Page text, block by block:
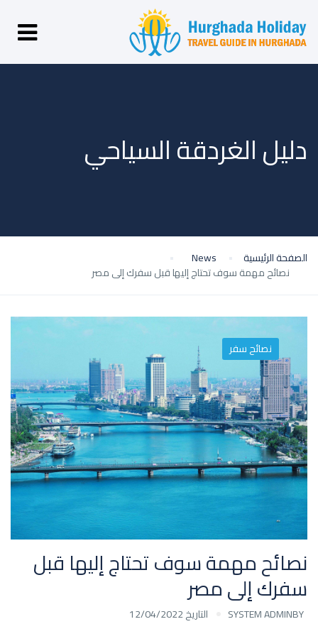
دليل الغردقة السياحي
الصفحة الرئيسية
News
نصائح مهمة سوف تحتاج إليها قبل سفرك إلى مصر
نصائح سفر
نصائح مهمة سوف تحتاج إليها قبل
سفرك إلى مصر
BY
SYSTEM ADMIN التاريخ 12/04/2022